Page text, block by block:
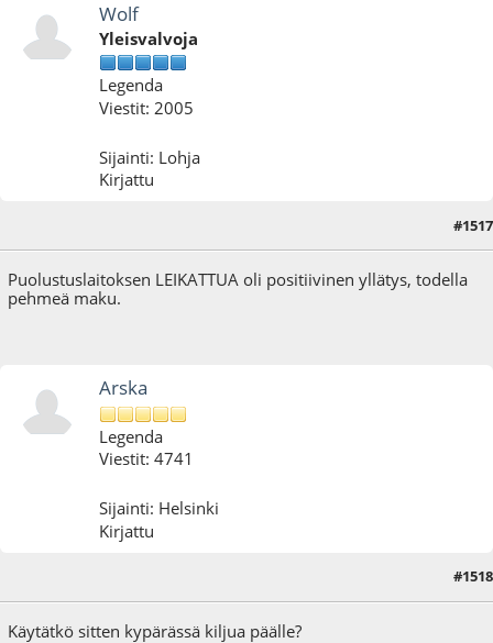
Wolf
Yleisvalvoja
Legenda
Viestit: 2005
Sijainti: Lohja
Kirjattu
#1517
Puolustuslaitoksen LEIKATTUA oli positiivinen yllätys, todella
pehmeä maku.
Arska
Legenda
Viestit: 4741
Sijainti: Helsinki
Kirjattu
#1518
Käytätkö sitten kypärässä kiljua päälle?